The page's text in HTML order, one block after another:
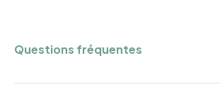
Questions fréquentes